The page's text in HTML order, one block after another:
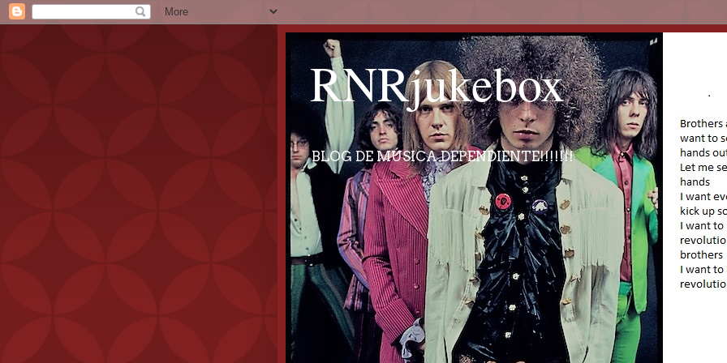
RNRjukebox
BLOG DE MÚSICA DEPENDIENTE!!!!!!!